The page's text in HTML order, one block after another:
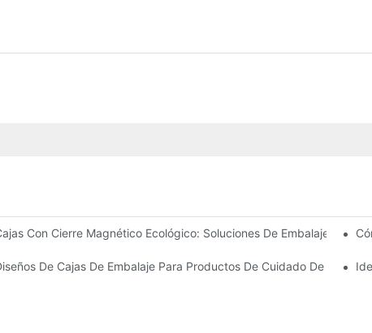
Embalaje Premium
Con Cierre Magnético Ecológico: Soluciones De Embalaje
La PielDe Cajas De Embalaje Para Productos De Cuidado De La